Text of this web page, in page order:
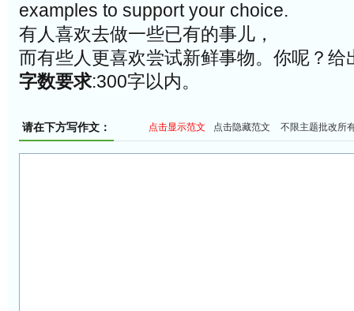
examples to support your choice.
有人喜欢去做一些已有的事儿，
而有些人更喜欢尝试新鲜事物。你呢？给
字数要求:300字以内。
请在下方写作文： 点击显示范文 点击隐藏范文 不限主题批改所